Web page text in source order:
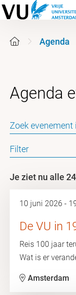
Agenda
Filter
Je ziet nu alle
10 juni 2026 -
De VU in
Reis 100 jaar
Wat is er
Amsterdam